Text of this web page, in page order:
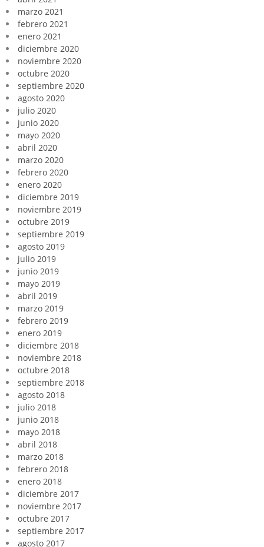
marzo 2021
febrero 2021
enero 2021
diciembre 2020
noviembre 2020
octubre 2020
septiembre 2020
agosto 2020
julio 2020
junio 2020
mayo 2020
abril 2020
marzo 2020
febrero 2020
enero 2020
diciembre 2019
noviembre 2019
octubre 2019
septiembre 2019
agosto 2019
julio 2019
junio 2019
mayo 2019
abril 2019
marzo 2019
febrero 2019
enero 2019
diciembre 2018
noviembre 2018
octubre 2018
septiembre 2018
agosto 2018
julio 2018
junio 2018
mayo 2018
abril 2018
marzo 2018
febrero 2018
enero 2018
diciembre 2017
noviembre 2017
octubre 2017
septiembre 2017
agosto 2017